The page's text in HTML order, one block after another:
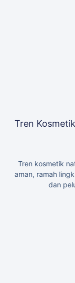
Tren
Tren kosmetik
aman, ramah
dan